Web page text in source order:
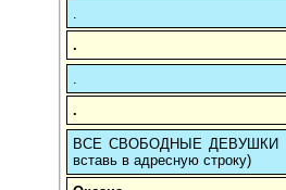
.
.
ВСЕ СВОБОДНЫЕ ДЕВУШКИ
вставь в адресную строку)